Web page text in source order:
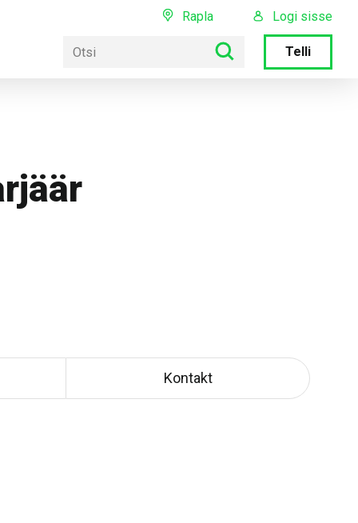
Rapla Logi sisse
Telli
Kontakt